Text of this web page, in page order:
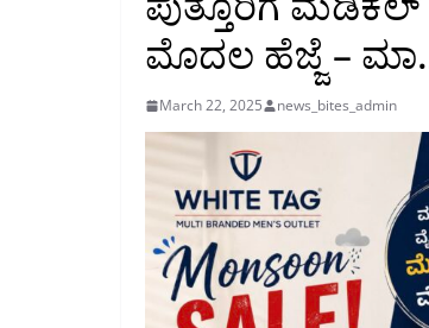
ಮೊದಲ ಹೆಜ್ಜೆ –
March 22, 2025 news_bites_admin